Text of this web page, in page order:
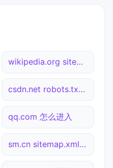
wikipedia.org sitemap.xml检测
csdn.net robots.txt检测
qq.com 怎么进入
sm.cn sitemap.xml检测